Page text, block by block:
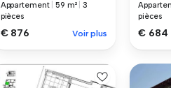
Appartement |59 m² |3
pièces
€ 876 Voir plus
pièces
€ 684